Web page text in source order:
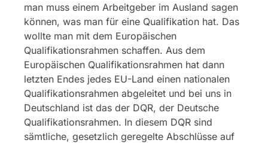
man muss einem Arbeitgeber im Ausland sagen
können, was man für eine Qualifikation hat. Das
wollte man mit dem Europäischen
Qualifikationsrahmen schaffen. Aus dem
Europäischen Qualifikationsrahmen hat dann
letzten Endes jedes EU-Land einen nationalen
Qualifikationsrahmen abgeleitet und bei uns in
Deutschland ist das der DQR, der Deutsche
Qualifikationsrahmen. In diesem DQR sind
sämtliche, gesetzlich geregelte Abschlüsse auf